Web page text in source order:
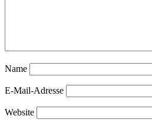
Name
E-Mail-Adresse
Website